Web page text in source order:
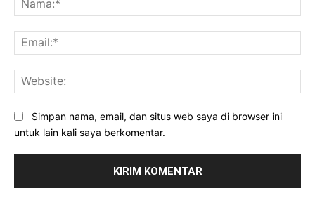
Simpan nama, email, dan situs web saya di browser ini
untuk lain kali saya berkomentar.